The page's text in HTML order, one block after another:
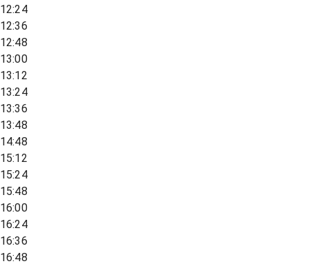
12:24
12:36
12:48
13:00
13:12
13:24
13:36
13:48
14:48
15:12
15:24
15:48
16:00
16:24
16:36
16:48